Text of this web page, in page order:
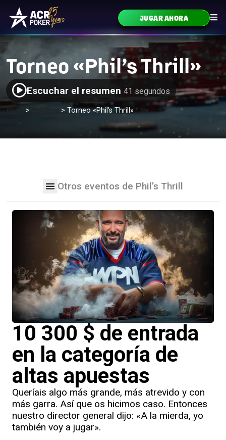
Ir al contenido
Navegación principalJUGAR AHORA
Torneo «Phil’s Thrill»
Escuchar el resumen 41 segundos
Inicio > > Torneo «Phil’s Thrill»
10 300 $ de entrada
en la categoría de
altas apuestas
Queríais algo más grande, más atrevido y con
más garra. Así que os hicimos caso. Entonces
nuestro director general dijo: «A la mierda, yo
también voy a jugar».
Otros eventos de Phil’s Thrill